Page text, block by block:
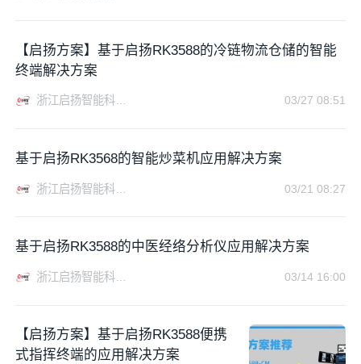
【启扬方案】基于启扬RK3588的冷链物流仓储的智能
终端解决方案
浙江启扬智能科技有限公司 03/27 08:51
基于启扬RK3568的智能炒菜机应用解决方案
03/21 08:27
基于启扬RK3588的中医经络分析仪应用解决方案
03/14 16:00
【启扬方案】基于启扬RK3588便携
式指挥终端的应用解决方案